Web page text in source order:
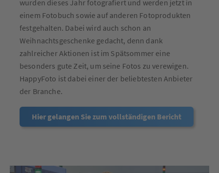
wurden dieses Jahr fotografiert und werden jetzt in
einem Fotobuch sowie auf anderen Fotoprodukten
festgehalten. Dabei wird auch schon an
Weihnachtsgeschenke gedacht, denn dank
zahlreicher Aktionen ist im Spätsommer eine
besonders gute Zeit, um seine Fotos zu verewigen.
HappyFoto ist dabei einer der beliebtesten Anbieter
der Branche.
Hier gelangen Sie zum vollständigen Bericht